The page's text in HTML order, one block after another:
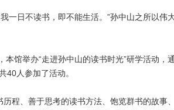
日不读书，即不能生活。”孙中山之所以伟
举办“走进孙中山的读书时光”研学活动，
40人参加了活动。
、善于思考的读书方法、饱览群书的故事